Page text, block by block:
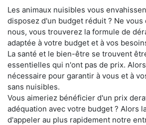
Les animaux nuisibles vous
disposez d'un budget réduit ? Ne vous
nous, vous trouverez la formule de
adaptée à votre budget et à vos
La santé et le bien-être se trouvent
essentielles qui n'ont pas de prix.
nécessaire pour garantir à vous et à
sans nuisibles.
Vous aimeriez bénéficier d'un prix
adéquation avec votre budget ? Alors
d'appeler au plus rapidement notre